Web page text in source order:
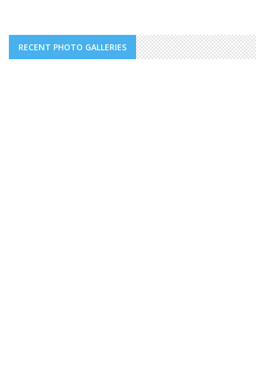
RECENT PHOTO GALLERIES